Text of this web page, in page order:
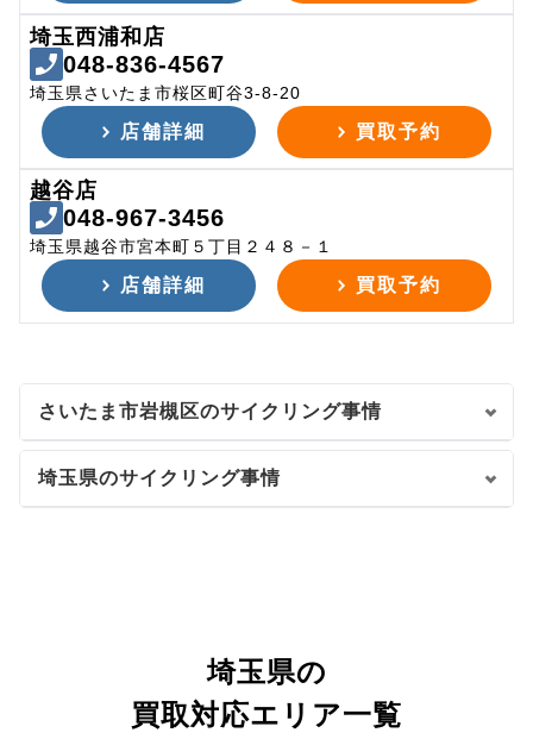
埼玉西浦和店
048-836-4567
埼玉県さいたま市桜区町谷3-8-20
店舗詳細 買取予約
越谷店
048-967-3456
埼玉県越谷市宮本町５丁目２４８－１
店舗詳細 買取予約
さいたま市岩槻区のサイクリング事情
埼玉県のサイクリング事情
埼玉県の
買取対応エリア一覧